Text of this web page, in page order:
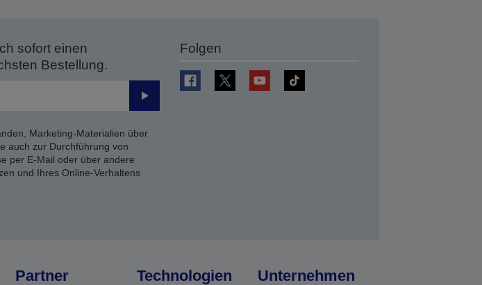
sofort einen
Bestellung.
Senden
Marketing-Materialien über
auch zur Durchführung von
per E-Mail oder über andere
und Ihres Online-Verhaltens
Folgen
Partner Technologien Unternehmen